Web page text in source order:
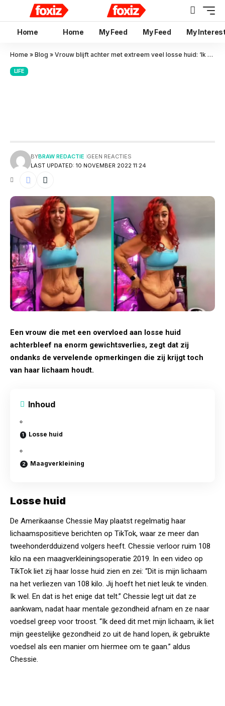
Home Home My Feed My Feed My
Home » Blog » Vrouw blijft achter met extreem veel losse huid: ‘Ik houd toch van mijn lichaam’
LIFE
LAST UPDATED: 10 NOVEMBER 2022 11:24
BYBRAW REDACTIE GEEN REACTIES
Een vrouw die met een overvloed aan losse huid
achterbleef na enorm gewichtsverlies, zegt dat zij
ondanks de vervelende opmerkingen die zij krijgt toch
van haar lichaam houdt.
Inhoud
Losse huid
Maagverkleining
Losse huid
De Amerikaanse Chessie May plaatst regelmatig haar
lichaamspositieve berichten op TikTok, waar ze meer dan
tweehonderdduizend volgers heeft. Chessie verloor ruim 108
kilo na een maagverkleiningsoperatie 2019. In een video op
TikTok liet zij haar losse huid zien en zei: “Dit is mijn lichaam
na het verliezen van 108 kilo. Jij hoeft het niet leuk te vinden.
Ik wel. En dat is het enige dat telt.” Chessie legt uit dat ze
aankwam, nadat haar mentale gezondheid afnam en ze naar
voedsel greep voor troost. “Ik deed dit met mijn lichaam, ik liet
mijn geestelijke gezondheid zo uit de hand lopen, ik gebruikte
voedsel als een manier om hiermee om te gaan.” aldus
Chessie.